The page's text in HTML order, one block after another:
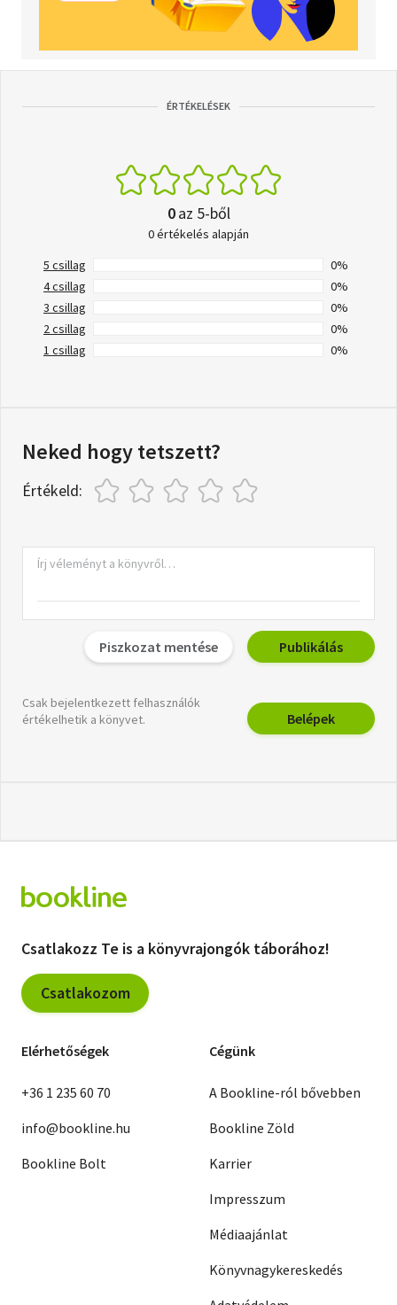
ÉRTÉKELÉSEK
0az 5-ből
0 értékelés alapján
5 csillag
0%
4 csillag
0%
3 csillag
0%
2 csillag
0%
1 csillag
0%
Neked hogy tetszett?
Értékeld:
Piszkozat mentése Publikálás
Csak bejelentkezett felhasználók
értékelhetik a könyvet.
Belépek
Csatlakozz Te is a könyvrajongók táborához!
Csatlakozom
Elérhetőségek
+36 1 235 60 70
info@bookline.hu
Bookline Bolt
Cégünk
A Bookline-ról bővebben
Bookline Zöld
Karrier
Impresszum
Médiaajánlat
Könyvnagykereskedés